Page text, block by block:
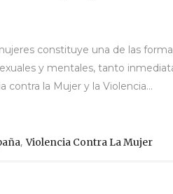
constituye una de las
y mentales, tanto
contra la Mujer y la Violencia...
,Violencia Contra La Mujer